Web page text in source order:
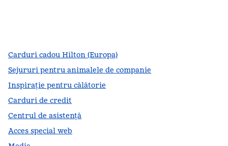
Carduri cadou Hilton (Europa)
Sejururi pentru animalele de companie
Inspirație pentru călătorie
Carduri de credit
Centrul de asistență
Acces special web